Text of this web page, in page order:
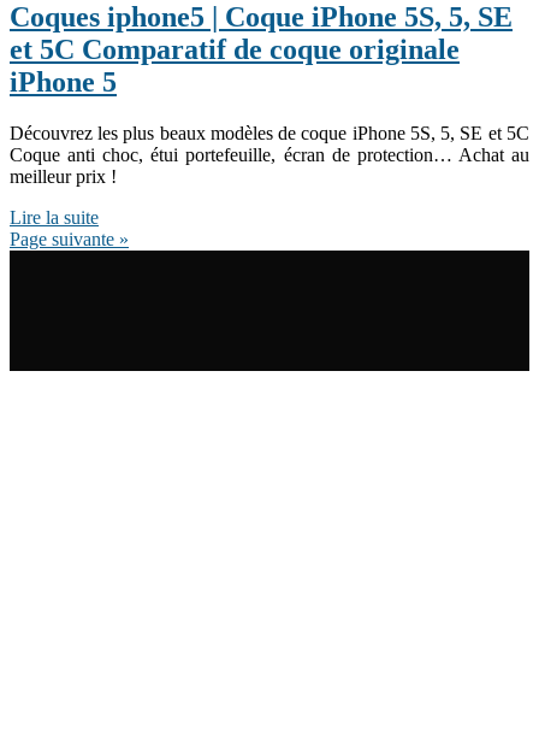
Coques iphone5 | Coque iPhone 5S, 5, SE
et 5C Comparatif de coque originale
iPhone 5
Découvrez les plus beaux modèles de coque iPhone 5S, 5, SE et 5C
Coque anti choc, étui portefeuille, écran de protection… Achat au
meilleur prix !
Lire la suite
Page suivante »